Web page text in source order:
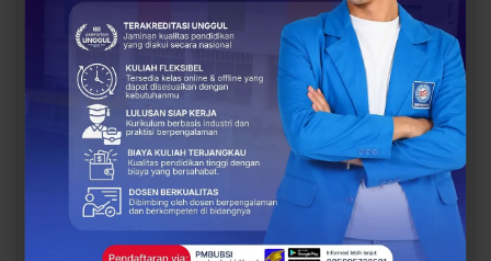
BERITA
Dosen Pembimbing
Lapangan Dampingi
Mahasiswa UBSI Solo ke
BERITA
Dosen Pembimbing
Lapangan Dampingi
Keberangkatan
Mahasiswa UBSI Solo ke